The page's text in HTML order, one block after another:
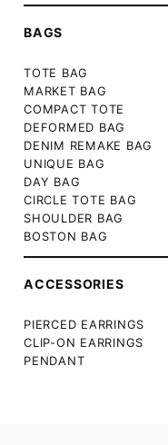
BAGS
TOTE BAG
MARKET BAG
COMPACT TOTE
DEFORMED BAG
DENIM REMAKE BAG
UNIQUE BAG
DAY BAG
CIRCLE TOTE BAG
SHOULDER BAG
BOSTON BAG
ACCESSORIES
PIERCED EARRINGS
CLIP-ON EARRINGS
PENDANT